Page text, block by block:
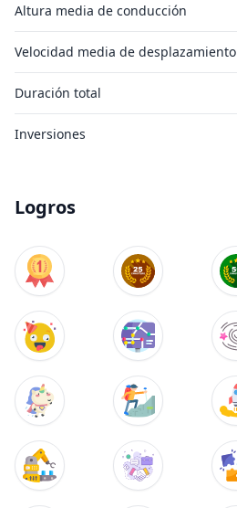
Altura media de conducción
Velocidad media de desplazamiento
Duración total
Inversiones
Logros